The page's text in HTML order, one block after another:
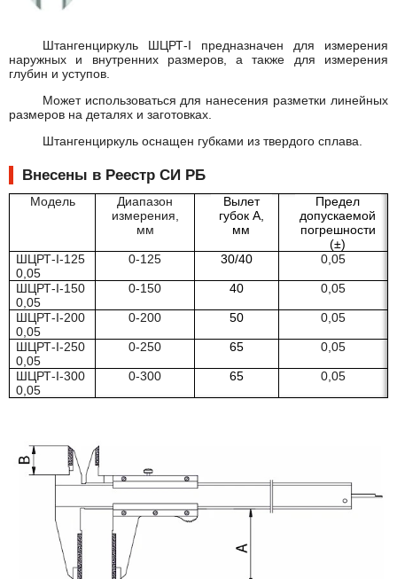
Штангенциркуль ШЦРТ-I предназначен для измерения
наружных и внутренних размеров, а также для измерения
глубин и уступов.
Может использоваться для нанесения разметки линейных
размеров на деталях и заготовках.
Штангенциркуль оснащен губками из твердого сплава.
Внесены в Реестр СИ РБ
Модель
Диапазон
измерения,
мм
Вылет
губок А,
мм
Предел
допускаемой
погрешности
(±)
ШЦРТ-I-125
0,05
0-125 30/40 0,05
ШЦРТ-I-150
0,05
0-150 40 0,05
ШЦРТ-I-200
0,05
0-200 50 0,05
ШЦРТ-I-250
0,05
0-250 65 0,05
ШЦРТ-I-300
0,05
0-300 65 0,05